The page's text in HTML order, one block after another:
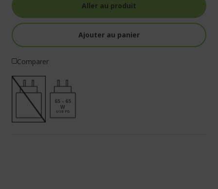
Aller au produit
Ajouter au panier
Comparer
65 - 65
W
USB PD